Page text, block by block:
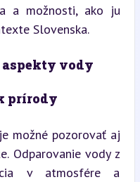
a možnosti, ako ju
Slovenska.
vody
prírody
možné pozorovať aj
Odparovanie vody z
v atmosfére a